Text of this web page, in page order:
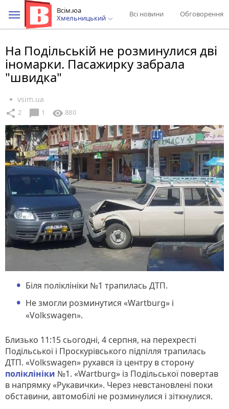
Всім.юа
Хмельницький
Всі новини Обговорення
На Подільській не розминулися дві
іномарки. Пасажирку забрала
"швидка"
vsim.ua
share 2 chat_bubble 1 visibility 880
Біля поліклініки №1 трапилась ДТП.
Не змогли розминутися «Wartburg» і
«Volkswagen».
Близько 11:15 сьогодні, 4 серпня, на перехресті
Подільської і Проскурівського підпілля трапилась
ДТП. «Volkswagen» рухався із центру в сторону
поліклініки №1. «Wartburg» із Подільської повертав
в напрямку «Рукавички». Через невстановлені поки
обставини, автомобілі не розминулися і зіткнулися.